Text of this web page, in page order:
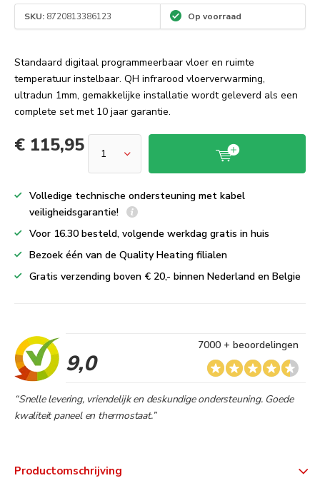
SKU: 8720813386123 Op voorraad
Standaard digitaal programmeerbaar vloer en ruimte
temperatuur instelbaar. QH infrarood vloerverwarming,
ultradun 1mm, gemakkelijke installatie wordt geleverd als een
complete set met 10 jaar garantie.
€ 115,95
Volledige technische ondersteuning met kabel
veiligheidsgarantie!
Voor 16.30 besteld, volgende werkdag gratis in huis
Bezoek één van de Quality Heating filialen
Gratis verzending boven € 20,- binnen Nederland en Belgie
9,0
7000 + beoordelingen
“Snelle levering, vriendelijk en deskundige ondersteuning. Goede
kwaliteit paneel en thermostaat.”
Productomschrijving